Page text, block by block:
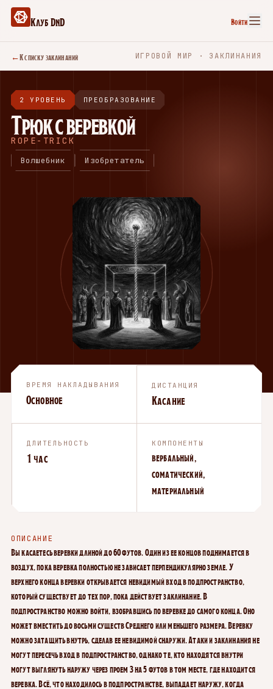
Клуб DnD Войти
←К списку заклинаний ИГРОВОЙ МИР · ЗАКЛИНАНИЯ
2 УРОВЕНЬ ПРЕОБРАЗОВАНИЕ
Трюк с веревкой
ROPE-TRICK
Волшебник Изобретатель
ВРЕМЯ НАКЛАДЫВАНИЯ
Основное
ДИСТАНЦИЯ
Касание
ДЛИТЕЛЬНОСТЬ
1 час
КОМПОНЕНТЫ
вербальный,
соматический,
материальный
ОПИСАНИЕ
Вы касаетесь веревки длиной до 60 футов. Один из ее концов поднимается в
воздух, пока веревка полностью не зависает перпендикулярно земле. У
верхнего конца веревки открывается невидимый вход в подпространство,
который существует до тех пор, пока действует заклинание. В
подпространство можно войти, взобравшись по веревке до самого конца. Оно
может вместить до восьми существ Среднего или меньшего размера. Веревку
можно затащить внутрь, сделав ее невидимой снаружи. Атаки и заклинания не
могут пересечь вход в подпространство, однако те, кто находятся внутри
могут выглянуть наружу через проем 3 на 5 футов в том месте, где находится
веревка. Всё, что находилось в подпространстве, выпадает наружу, когда